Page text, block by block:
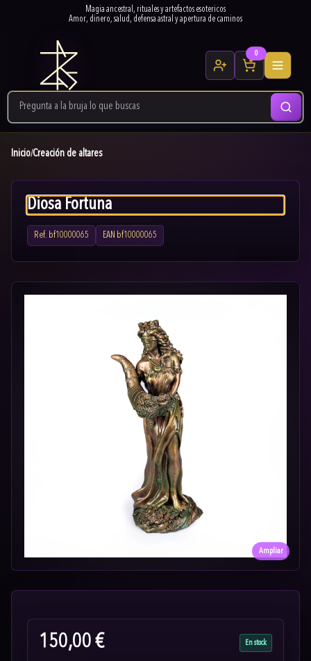
Magia ancestral, rituales y artefactos esotericos
Amor, dinero, salud, defensa astral y apertura de caminos
0
Inicio/Creación de altares
Diosa Fortuna
Ref. bf10000065 EAN bf10000065
Ampliar
150,00 € En stock